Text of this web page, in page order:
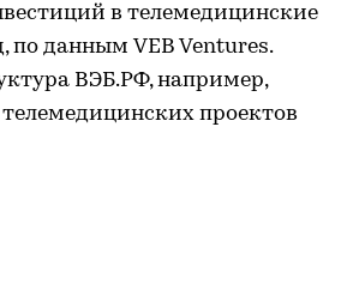
в телемедицинские
по данным VEB Ventures.
ВЭБ.РФ, например,
проектов